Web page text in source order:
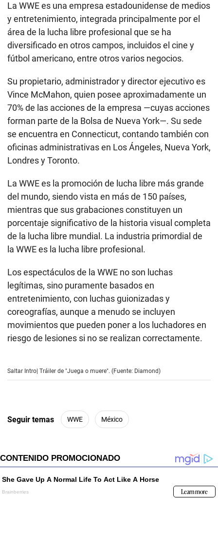
La WWE es una empresa estadounidense de medios
y entretenimiento, integrada principalmente por el
área de la lucha libre profesional que se ha
diversificado en otros campos, incluidos el cine y
fútbol americano, entre otros varios negocios.
Su propietario, administrador y director ejecutivo es
Vince McMahon, quien posee aproximadamente un
70% de las acciones de la empresa —cuyas acciones
forman parte de la Bolsa de Nueva York—. Su sede
se encuentra en Connecticut, contando también con
oficinas administrativas en Los Ángeles, Nueva York,
Londres y Toronto.
La WWE es la promoción de lucha libre más grande
del mundo, siendo vista en más de 150 países,
mientras que sus grabaciones constituyen un
porcentaje significativo de la historia visual completa
de la lucha libre mundial. La industria primordial de
la WWE es la lucha libre profesional.
Los espectáculos de la WWE no son luchas
legítimas, sino puramente basados en
entretenimiento, con luchas guionizadas y
coreografías, aunque a menudo se incluyen
movimientos que pueden poner a los luchadores en
riesgo de lesiones si no se realizan correctamente.
Saltar Intro| Tráiler de "Juega o muere". (Fuente: Diamond)
Seguir temas WWE México